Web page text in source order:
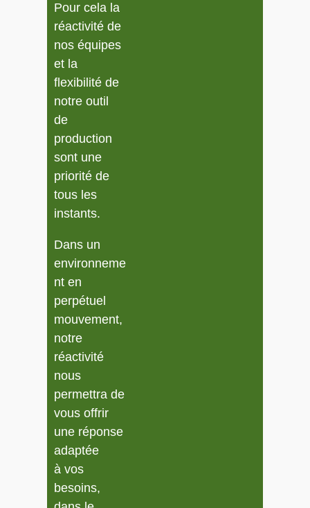
Pour cela la
réactivité de
nos équipes
et la
flexibilité de
notre outil
de
production
sont une
priorité de
tous les
instants.
Dans un
environneme
nt en
perpétuel
mouvement,
notre
réactivité
nous
permettra de
vous offrir
une réponse
adaptée
à vos
besoins,